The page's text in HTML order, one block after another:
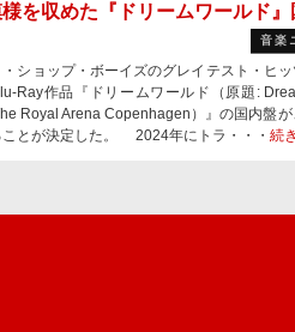
を収めた『ドリームワールド
音楽
ショップ・ボーイズのグレイテスト・ヒ
Ray作品『ドリームワールド（原題:
Royal Arena Copenhagen）』の国内盤
ことが決定した。 2024年にトラ・・・ 続